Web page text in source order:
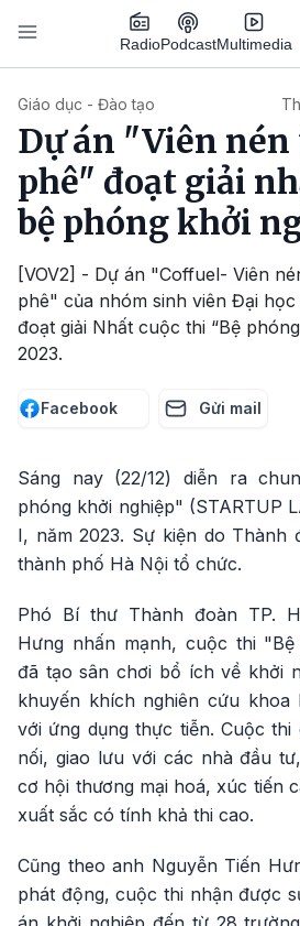
Nhảy đến nội dung
RadioPodcastMultimedia
Giáo dục - Đào tạo
Dự án "Viên nén
phê" đoạt giải
bệ phóng khởi
[VOV2] - Dự án "Coffuel- Viên
phê" của nhóm sinh viên Đại
đoạt giải Nhất cuộc thi “Bệ
2023.
Facebook Gửi mail
Sáng nay (22/12) diễn ra
phóng khởi nghiệp" (STARTUP
I, năm 2023. Sự kiện do Thành
thành phố Hà Nội tổ chức.
Phó Bí thư Thành đoàn TP.
Hưng nhấn mạnh, cuộc thi
đã tạo sân chơi bổ ích về khởi
khuyến khích nghiên cứu khoa
với ứng dụng thực tiễn. Cuộc
nối, giao lưu với các nhà đầu
cơ hội thương mại hoá, xúc tiến
xuất sắc có tính khả thi cao.
Cũng theo anh Nguyễn Tiến
phát động, cuộc thi nhận được